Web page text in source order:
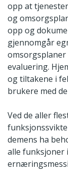
opp at
og
opp og
gjennomgår
omsorgsplaner
evaluering.
og tiltakene i
brukere med
Ved de aller
demens ha
alle funksjoner